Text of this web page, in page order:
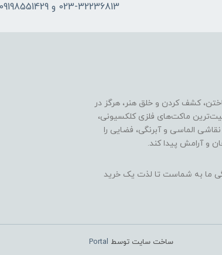
023-32236813 و 09198551429
کشف کردن و خلق هنر، هرگز در
ماکت‌های فلزی کلکسیونی،
الماسی و آبرنگی، فضایی را
و آرامش پیدا کند.
ما به شماست تا لذت یک خرید
ساخت سایت توسط Portal